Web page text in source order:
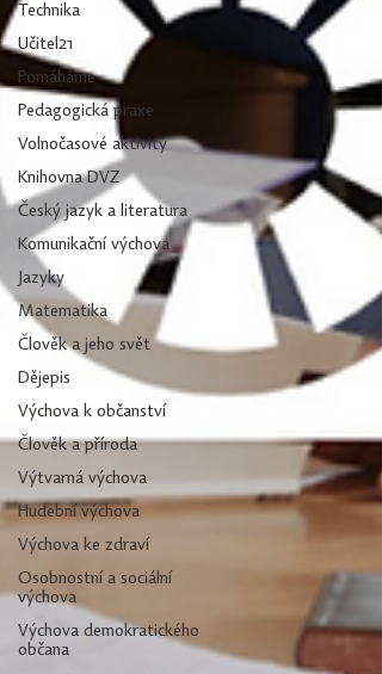
Technika
Učitel21
Pomáháme
Pedagogická praxe
Volnočasové aktivity
Knihovna DVZ
Český jazyk a literatura
Komunikační výchova
Jazyky
Matematika
Člověk a jeho svět
Dějepis
Výchova k občanství
Člověk a příroda
Výtvarná výchova
Hudební výchova
Výchova ke zdraví
Osobnostní a sociální
výchova
Výchova demokratického
občana